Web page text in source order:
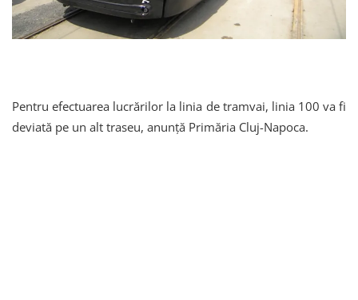
Pentru efectuarea lucrărilor la linia de tramvai, linia 100 va fi
deviată pe un alt traseu, anunță Primăria Cluj-Napoca.